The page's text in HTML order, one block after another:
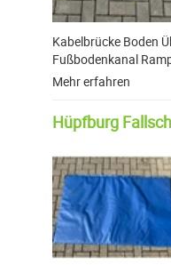
Kabelbrücke Boden
Fußbodenkanal
Mehr erfahren
Hüpfburg